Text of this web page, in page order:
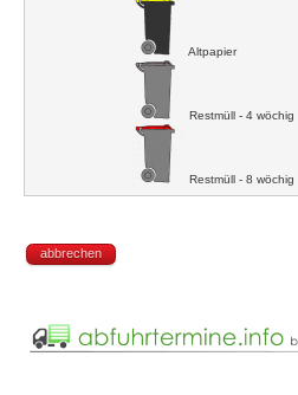
Altpapier
Restmüll - 4 wöchig
Restmüll - 8 wöchig
abbrechen